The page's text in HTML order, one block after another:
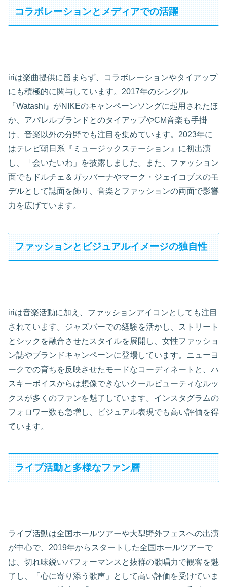
コラボレーションとメディアでの活躍
iriは楽曲提供に留まらず、コラボレーションやタイアップ
にも積極的に関与しています。2017年のシングル
『Watashi』がNIKEのキャンペーンソングに起用されたほ
か、アパレルブランドとのタイアップやCM音楽も手掛
け、音楽以外の分野でも注目を集めています。2023年に
はテレビ朝日系『ミュージックステーション』に初出演
し、「会いたいわ」を披露しました。また、ファッション
面でもドルチェ＆ガッバーナやマーク・ジェイコブスのモ
デルとして誌面を飾り、音楽とファッションの両面で影響
力を広げています。
ファッションとビジュアルイメージの独自性
iriは音楽活動に加え、ファッションアイコンとしても注目
されています。ジャズバーでの経験を活かし、ストリート
とシックを融合させたスタイルを展開し、女性ファッショ
ン誌やブランドキャンペーンに登場しています。ニューヨ
ークでの育ちを反映させたモードなコーディネートと、ハ
スキーボイスからは想像できないクールビューティなルッ
クスが多くのファンを魅了しています。インスタグラムの
フォロワー数も急増し、ビジュアル表現でも高い評価を得
ています。
ライブ活動と多様なファン層
ライブ活動は全国ホールツアーや大型野外フェスへの出演
が中心で、2019年からスタートした全国ホールツアーで
は、切れ味鋭いパフォーマンスと抜群の歌唱力で観客を魅
了し、「心に寄り添う歌声」として高い評価を受けていま